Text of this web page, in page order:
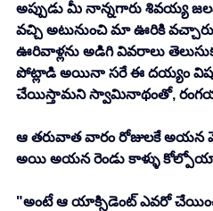
అప్పుడు మీ నాన్నగారు శివయ్య
వచ్చి అటునుంచి మా ఊరికి
ఊరివాళ్లను అడిగి వివరాలు
పోట్లాడి అయినా సరే ఈ దయ్యం
చేయిస్తామని స్వామినాథంతో,
ఆ తరువాత వారం రోజులకే అయన
అయి అయన రెండు కాళ్ళు
"అంటే ఆ యాక్సిడెంట్ ఎవరో